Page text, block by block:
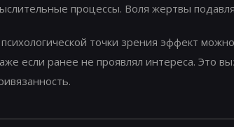
процессы. Воля жертвы
точки зрения эффект
если ранее не проявлял интереса. Это